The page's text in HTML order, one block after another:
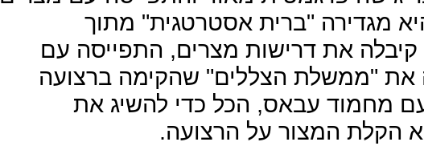
מגדירה "ברית אסטרטגית" מתוך
את דרישות מצרים, התפייסה עם
את "ממשלת הצללים" שהקימה ברצועה
מחמוד עבאס, הכל כדי להשיג את
הקלת המצור על הרצועה.